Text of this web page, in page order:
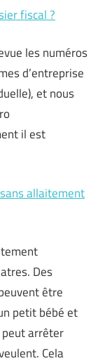
fiscal ?
les numéros
d’entreprise
et nous
il est
allaitement
Des
être
petit bébé et
peut arrêter
Cela